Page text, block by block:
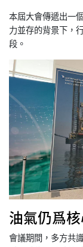
本屆大會傳遞出一
力並存的背景下，
段。
油氣仍爲
會議期間，多方共